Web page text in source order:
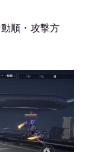
順・攻撃方